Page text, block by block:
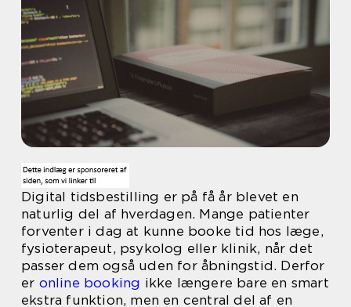
Digital tidsbestilling er på få år blevet en
naturlig del af hverdagen. Mange patienter
forventer i dag at kunne booke tid hos læge,
fysioterapeut, psykolog eller klinik, når det
passer dem også uden for åbningstid. Derfor
er online booking ikke længere bare en smart
ekstra funktion, men en central del af en